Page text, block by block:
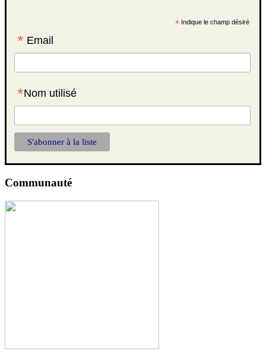
* Indique le champ désiré
* Email
*Nom utilisé
Communauté